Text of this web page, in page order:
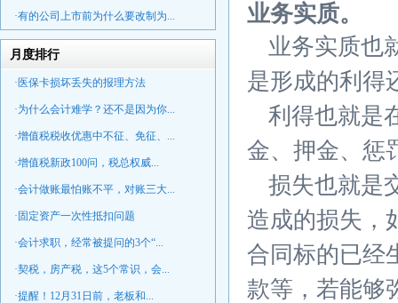
·有的公司上市前为什么要改制为...
月度排行
·医保卡损坏丢失的报理方法
·为什么会计难学？还不是因为你...
·增值税税收优惠中不征、免征、...
·增值税新政100问，税总权威...
·会计做账最怕账不平，对账三大...
·固定资产一次性抵扣问题
·会计求职，经常被提问的3个“...
·契税，房产税，这5个常识，会...
·提醒！12月31日前，老板和...
业务实质。
业务实质也
是形成的利得
利得也就是
金、押金、惩
损失也就是
造成的损失，
合同标的已经
款等，若能够